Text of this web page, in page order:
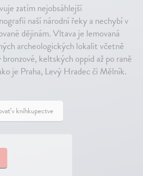
zatím nejobsáhlejší
naší národní řeky a nechybí v
dějinám. Vltava je lemovaná
archeologických lokalit včetně
keltských oppid až po raně
je Praha, Levý Hradec či Mělník.
v kníhkupectve